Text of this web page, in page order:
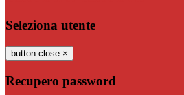
Seleziona utente
button close ×
Recupero password